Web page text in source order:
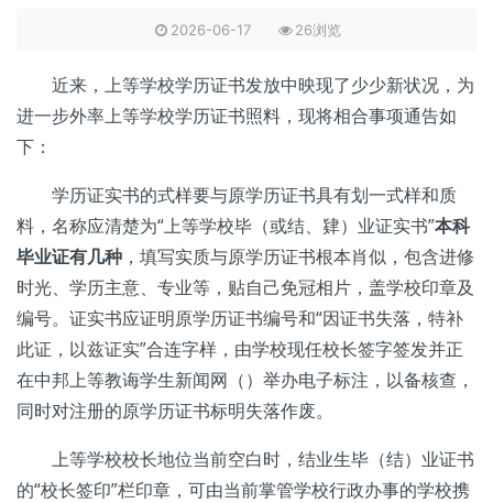
2026-06-17 26浏览
近来，上等学校学历证书发放中映现了少少新状况，为
进一步外率上等学校学历证书照料，现将相合事项通告如
下：
学历证实书的式样要与原学历证书具有划一式样和质
料，名称应清楚为“上等学校毕（或结、肄）业证实书”本科
毕业证有几种 ，填写实质与原学历证书根本肖似，包含进修
时光、学历主意、专业等，贴自己免冠相片，盖学校印章及
编号。证实书应证明原学历证书编号和“因证书失落，特补
此证，以兹证实”合连字样，由学校现任校长签字签发并正
在中邦上等教诲学生新闻网（）举办电子标注，以备核查，
同时对注册的原学历证书标明失落作废。
上等学校校长地位当前空白时，结业生毕（结）业证书
的“校长签印”栏印章，可由当前掌管学校行政办事的学校携